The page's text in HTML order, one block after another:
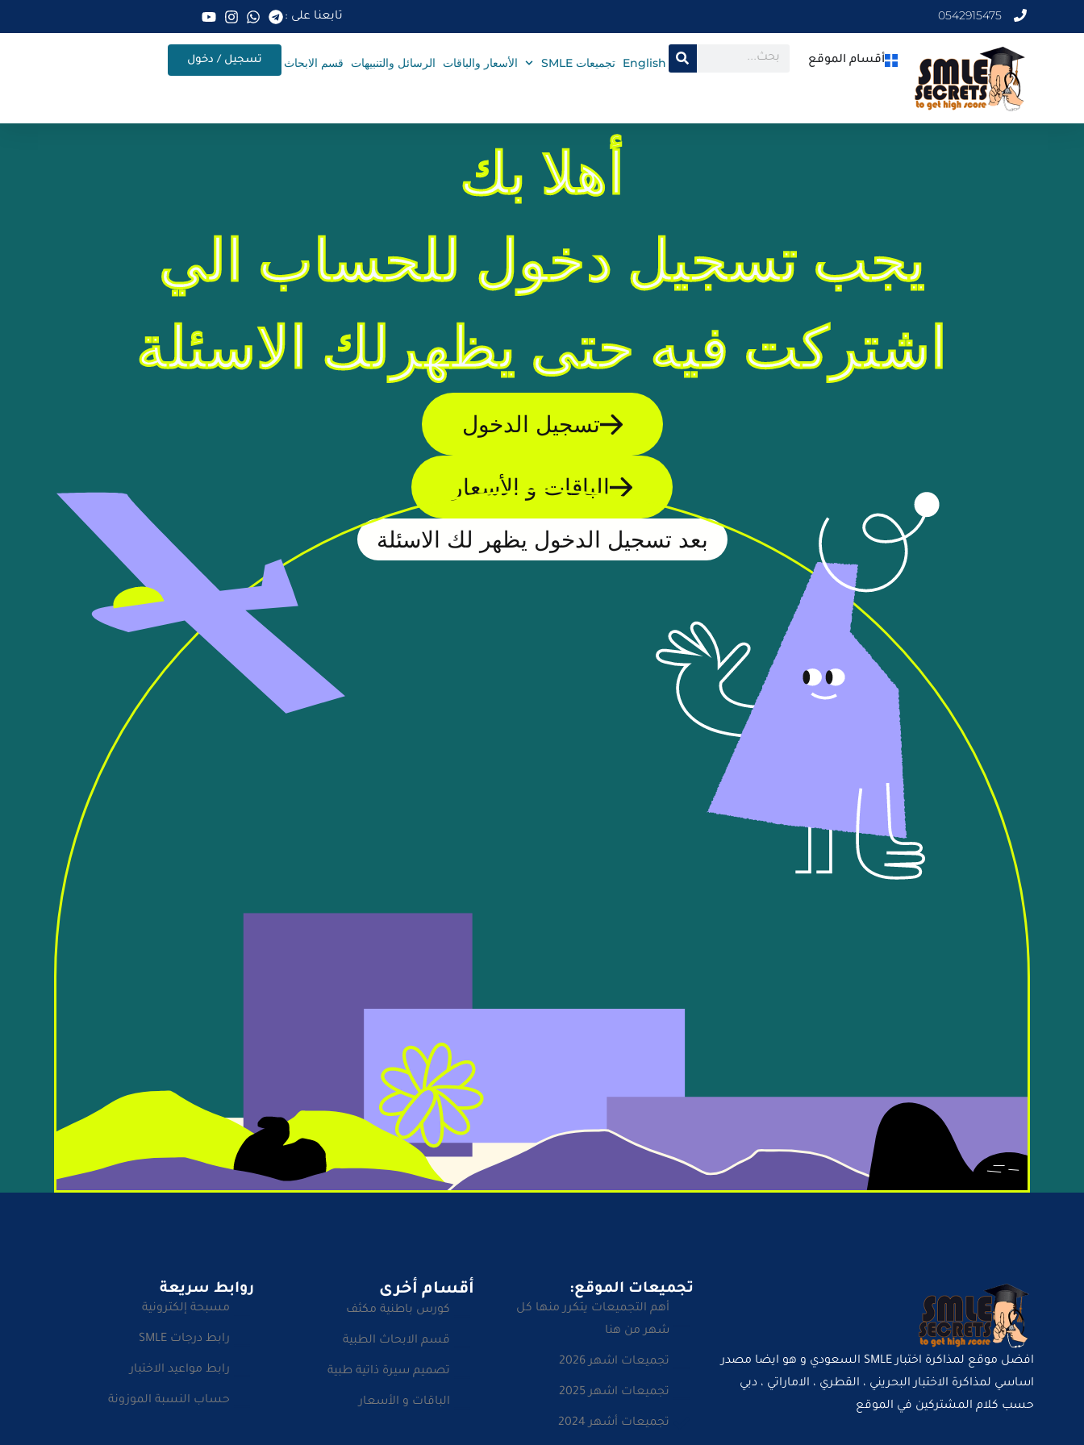
0542915475 تابعنا على :
أقسام الموقع English تجميعات SMLE الأسعار والباقات الرسائل والتنبيهات قسم الابحاث تسجيل / دخول
أهلا بك
يجب تسجيل دخول للحساب الي
اشتركت فيه حتى يظهرلك الاسئلة
تسجيل الدخول
الباقات و الأسعار
بعد تسجيل الدخول يظهر لك الاسئلة
افضل موقع لمذاكرة اختبار SMLE السعودي و هو ايضا مصدر
اساسي لمذاكرة الاختبار البحريني ، القطري ، الاماراتي ، دبي
حسب كلام المشتركين في الموقع
تجميعات الموقع:
أهم التجميعات يتكرر منها كل
شهر من هنا
تجميعات اشهر 2026
تجميعات اشهر 2025
تجميعات أشهر 2024
أقسام أخرى
كورس باطنية مكثف
قسم الابحاث الطبية
تصميم سيرة ذاتية طبية
الباقات و الأسعار
روابط سريعة
مسبحة إلكترونية
رابط درجات SMLE
رابط مواعيد الاختبار
حساب النسبة الموزونة